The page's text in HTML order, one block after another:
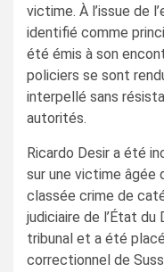
victime. À l’issue de
identifié comme
été émis à son
policiers se sont
interpellé sans
autorités.
Ricardo Desir a été
sur une victime âgée
classée crime de
judiciaire de l’État du
tribunal et a été
correctionnel de